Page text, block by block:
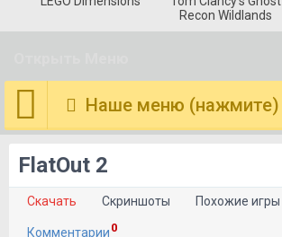
Recon Wildlands
Наше меню (нажмите)
FlatOut 2
Скачать Скриншоты Похожие игры
Комментарии 0